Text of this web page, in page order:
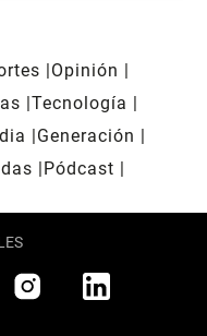
Opinión
Tecnología
Generación
Pódcast